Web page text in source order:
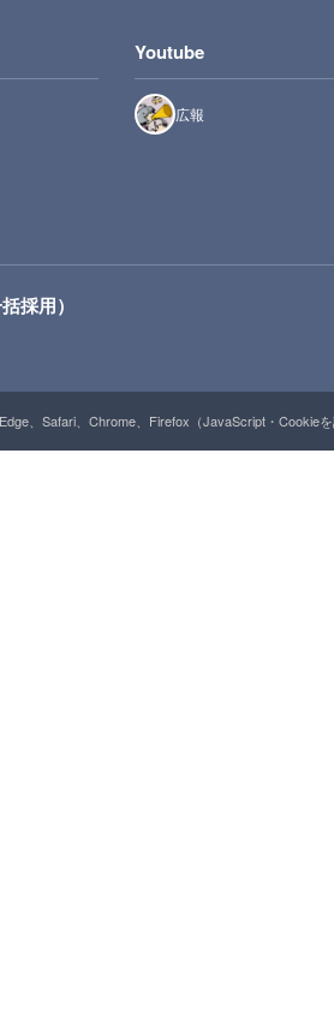
Youtube
広報
採用）
、Safari、Chrome、Firefox（JavaScript・Cookie